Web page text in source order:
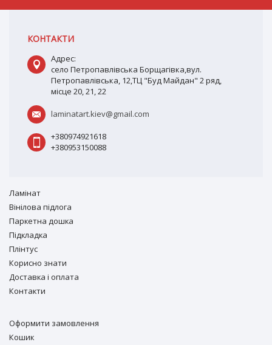
КОНТАКТИ
Адрес:
село Петропавлівська Борщагівка,вул.
Петропавлівська, 12,ТЦ "Буд Майдан" 2 ряд,
місце 20, 21, 22
laminatart.kiev@gmail.com
+380974921618
+380953150088
Ламiнат
Вiнiлова підлога
Паркетна дошка
Підкладка
Плінтус
Корисно знати
Доставка і оплата
Контакти
Оформити замовлення
Кошик